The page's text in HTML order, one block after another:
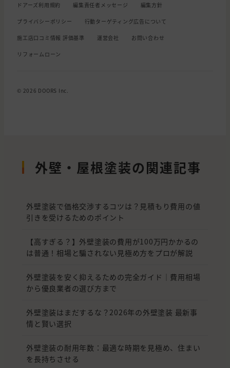
ドアーズ利用規約 編集責任者メッセージ 編集方針
プライバシーポリシー 行動ターゲティング広告について
施工店口コミ情報 評価基準 運営会社 お問い合わせ
リフォームローン
© 2026 DOORS Inc.
外壁・屋根塗装の関連記事
外壁塗装で価格交渉するコツは？見積もり費用の値
引きを受けるためのポイント
【高すぎる？】外壁塗装の費用が100万円かかるの
は普通！相場と騙されない見極め方をプロが解説
外壁塗装を安く抑えるための完全ガイド｜費用相場
から優良業者の選び方まで
外壁塗装はまだするな？2026年の外壁塗装 最新事
情と賢い選択
外壁塗装の耐用年数：最適な時期を見極め、住まい
を長持ちさせる